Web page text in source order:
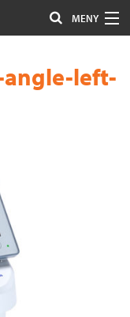
MENY
angle-left-